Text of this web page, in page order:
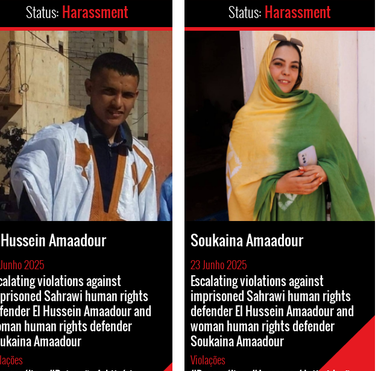
Status: Harassment
Amaadour
2025
violations against
Sahrawi human rights
El Hussein Amaadour and
human rights defender
Amaadour
Status: Harassment
Soukaina Amaadour
23 Junho 2025
Escalating violations against
imprisoned Sahrawi human rights
defender El Hussein Amaadour and
woman human rights defender
Soukaina Amaadour
Violações